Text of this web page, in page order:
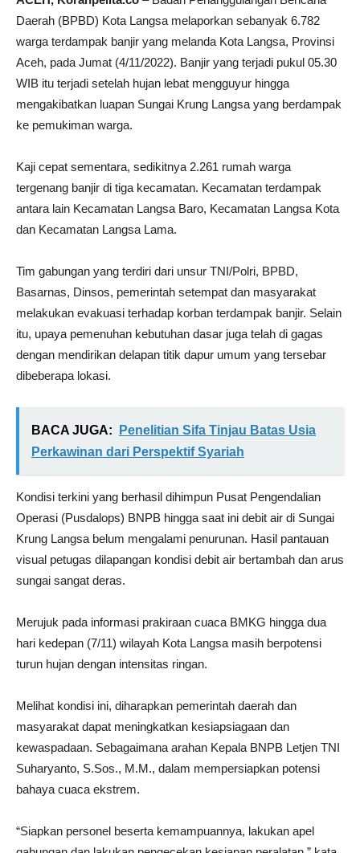
Daerah (BPBD) Kota Langsa melaporkan sebanyak 6.782
warga terdampak banjir yang melanda Kota Langsa, Provinsi
Aceh, pada Jumat (4/11/2022). Banjir yang terjadi pukul 05.30
WIB itu terjadi setelah hujan lebat mengguyur hingga
mengakibatkan luapan Sungai Krung Langsa yang berdampak
ke pemukiman warga.
Kaji cepat sementara, sedikitnya 2.261 rumah warga
tergenang banjir di tiga kecamatan. Kecamatan terdampak
antara lain Kecamatan Langsa Baro, Kecamatan Langsa Kota
dan Kecamatan Langsa Lama.
Tim gabungan yang terdiri dari unsur TNI/Polri, BPBD,
Basarnas, Dinsos, pemerintah setempat dan masyarakat
melakukan evakuasi terhadap korban terdampak banjir. Selain
itu, upaya pemenuhan kebutuhan dasar juga telah di gagas
dengan mendirikan delapan titik dapur umum yang tersebar
dibeberapa lokasi.
BACA JUGA:
Penelitian Sifa Tinjau Batas Usia
Perkawinan dari Perspektif Syariah
Kondisi terkini yang berhasil dihimpun Pusat Pengendalian
Operasi (Pusdalops) BNPB hingga saat ini debit air di Sungai
Krung Langsa belum mengalami penurunan. Hasil pantauan
visual petugas dilapangan kondisi debit air bertambah dan arus
sungai sangat deras.
Merujuk pada informasi prakiraan cuaca BMKG hingga dua
hari kedepan (7/11) wilayah Kota Langsa masih berpotensi
turun hujan dengan intensitas ringan.
Melihat kondisi ini, diharapkan pemerintah daerah dan
masyarakat dapat meningkatkan kesiapsiagaan dan
kewaspadaan. Sebagaimana arahan Kepala BNPB Letjen TNI
Suharyanto, S.Sos., M.M., dalam mempersiapkan potensi
bahaya cuaca ekstrem.
“Siapkan personel beserta kemampuannya, lakukan apel